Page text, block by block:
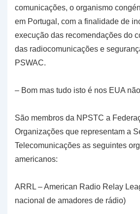
comunicações, o organismo
em Portugal, com a finalidade de
execução das recomendações do
das radiocomunicações e
PSWAC.
– Bom mas tudo isto é nos EUA
São membros da NPSTC a
Organizações que representam a
Telecomunicações as seguintes
americanos:
ARRL – American Radio Relay
nacional de amadores de rádio)